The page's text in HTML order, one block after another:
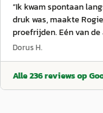
“Ik kwam spontaan
druk was, maakte
proefrijden. Eén van
achterin de showroom,
goede service ervaren bij een
getwijfeld, waardoor
Dorus H.
Alle236reviews op